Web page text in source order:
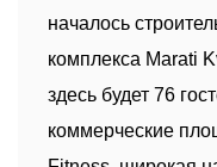
началось
комплекса Marati
здесь будет 76
коммерческие